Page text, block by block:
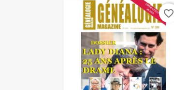
favorite_border